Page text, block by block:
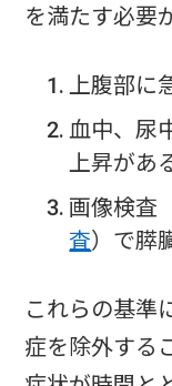
を満たす必要
上腹部に
血中、尿
上昇があ
画像検査
査）で膵
これらの基準
症を除外する